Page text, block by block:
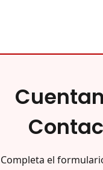
Completa el